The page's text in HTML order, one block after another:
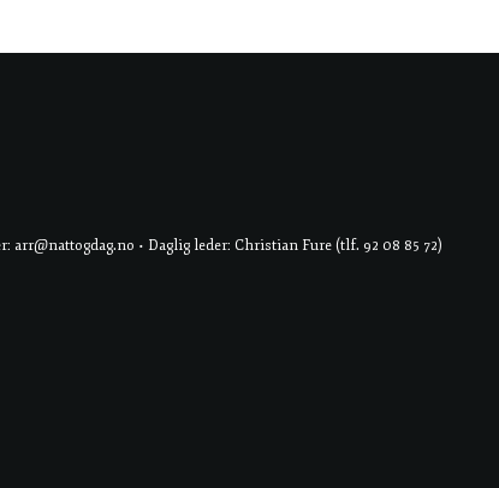
arr@nattogdag.no • Daglig leder: Christian Fure (tlf. 92 08 85 72)